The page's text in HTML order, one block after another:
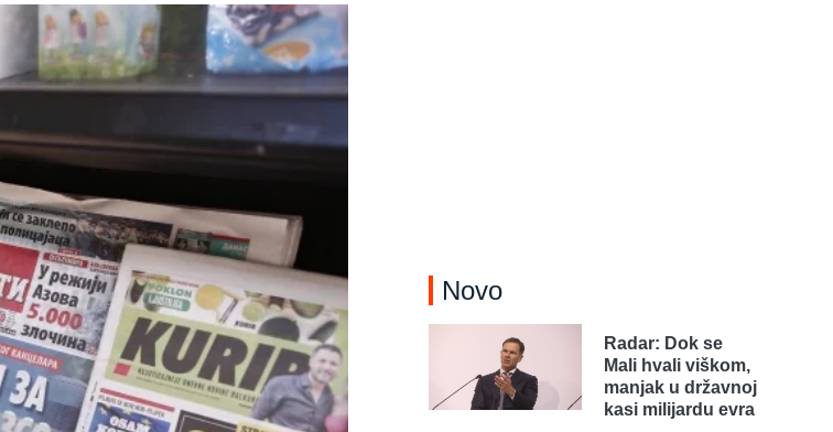
Novo
Radar: Dok se
Mali hvali viškom,
manjak u državnoj
kasi milijardu evra